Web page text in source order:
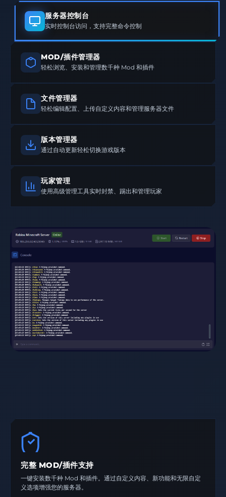
服务器控制台
实时控制台访问，支持完整命令控制
MOD/插件管理器
轻松浏览、安装和管理数千种 Mod 和插件
文件管理器
轻松编辑配置、上传自定义内容和管理服务器文件
版本管理器
通过自动更新轻松切换游戏版本
玩家管理
使用高级管理工具实时封禁、踢出和管理玩家
完整 MOD/插件支持
一键安装数千种 Mod 和插件。通过自定义内容、新功能和无限自定
义选项增强您的服务器。